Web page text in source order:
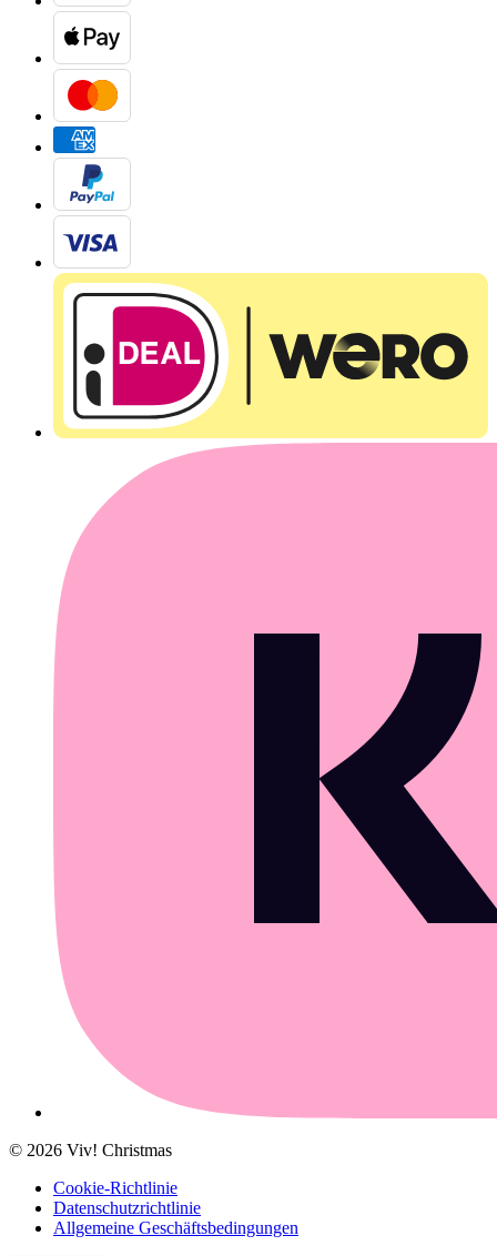
© 2026 Viv! Christmas
Cookie-Richtlinie
Datenschutzrichtlinie
Allgemeine Geschäftsbedingungen